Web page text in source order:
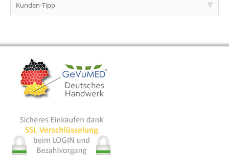
Kunden-Tipp